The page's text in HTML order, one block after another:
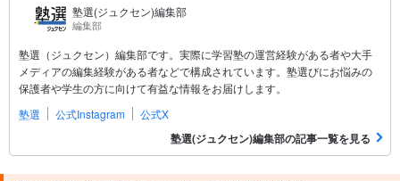
塾選(ジュクセン)編集部
編集部
塾選（ジュクセン）編集部です。実際に学習塾の運営経験がある者や大手
メディアの編集経験がある者などで構成されています。塾選びにお悩みの
保護者や学生の方に向けて有益な情報をお届けします。
塾選
公式Instagram 公式X
塾選(ジュクセン)編集部の記事一覧を見る